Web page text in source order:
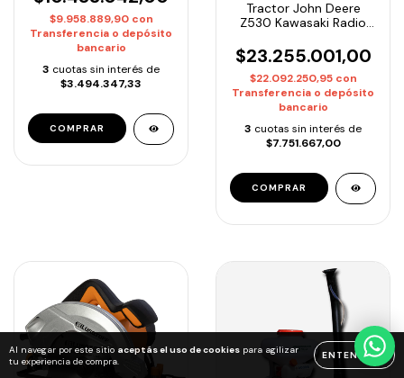
Al navegar por este sitio aceptás el uso de cookies para agilizar
tu experiencia de compra.
ENTENDIDO
$9.958.889,90 con
Transferencia o depósito
bancario
3 cuotas sin interés de
$3.494.347,33
Tractor John Deere
Z530 Kawasaki Radio
$23.255.001,00
$22.092.250,95 con
Transferencia o depósito
bancario
3 cuotas sin interés de
$7.751.667,00